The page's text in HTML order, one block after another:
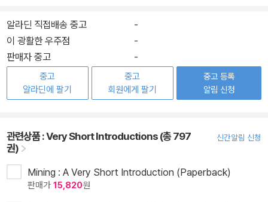
알라딘 직접배송 중고
-
이 광활한 우주점
-
판매자 중고
-
중고
알라딘에 팔기
중고
회원에게 팔기
중고 등록
알림 신청
관련상품 :Very Short Introductions (총 797
권)
신간알림 신청
Mining : A Very Short Introduction (Paperback)
판매가 15,820원